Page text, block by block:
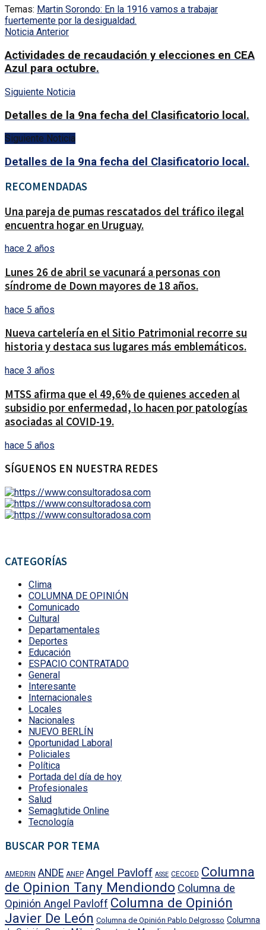
Temas: Martin Sorondo: En la 1916 vamos a trabajar
fuertemente por la desigualdad.
Noticia Anterior
Actividades de recaudación y elecciones en CEA
Azul para octubre.
Siguiente Noticia
Detalles de la 9na fecha del Clasificatorio local.
Siguiente Noticia
Detalles de la 9na fecha del Clasificatorio local.
RECOMENDADAS
Una pareja de pumas rescatados del tráfico ilegal
encuentra hogar en Uruguay.
hace 2 años
Lunes 26 de abril se vacunará a personas con
síndrome de Down mayores de 18 años.
hace 5 años
Nueva cartelería en el Sitio Patrimonial recorre su
historia y destaca sus lugares más emblemáticos.
hace 3 años
MTSS afirma que el 49,6% de quienes acceden al
subsidio por enfermedad, lo hacen por patologías
asociadas al COVID-19.
hace 5 años
SÍGUENOS EN NUESTRA REDES
CATEGORÍAS
Clima
COLUMNA DE OPINIÓN
Comunicado
Cultural
Departamentales
Deportes
Educación
ESPACIO CONTRATADO
General
Interesante
Internacionales
Locales
Nacionales
NUEVO BERLÍN
Oportunidad Laboral
Policiales
Política
Portada del día de hoy
Profesionales
Salud
Semaglutide Online
Tecnología
BUSCAR POR TEMA
AMEDRIN ANDE ANEP Angel Pavloff ASSE CECOED Columna
de Opinion Tany Mendiondo Columna de
Opinión Angel Pavloff Columna de Opinión
Javier De León Columna de Opinión Pablo Delgrosso Columna